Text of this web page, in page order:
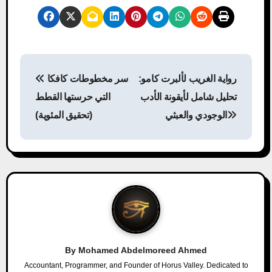
t
n
g
التي حرستها القطط
(تحقيق المئوية)
رواية الغريب لألبرت كامو:
تحليل شامل لأيقونة الأدب
الوجودي والعبثي
By Mohamed Abdelmoreed Ahmed
Accountant, Programmer, and Founder of Horus Valley. Dedicated to